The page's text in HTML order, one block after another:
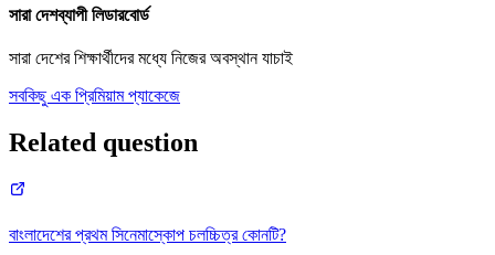
সারা দেশব্যাপী লিডারবোর্ড
সারা দেশের শিক্ষার্থীদের মধ্যে নিজের অবস্থান যাচাই
সবকিছু এক প্রিমিয়াম প্যাকেজে
Related question
বাংলাদেশের প্রথম সিনেমাস্কোপ চলচ্চিত্র কোনটি?